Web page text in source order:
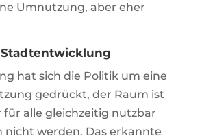
Umnutzung, aber eher
hat sich die Politik um eine
gedrückt, der Raum ist
für alle gleichzeitig nutzbar
nicht werden. Das erkannte